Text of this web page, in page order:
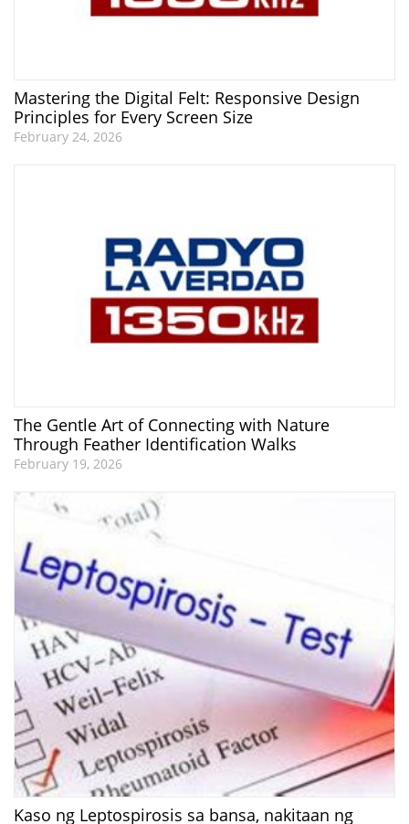
Mastering the Digital Felt: Responsive Design
Principles for Every Screen Size
February 24, 2026
The Gentle Art of Connecting with Nature
Through Feather Identification Walks
February 19, 2026
Kaso ng Leptospirosis sa bansa, nakitaan ng